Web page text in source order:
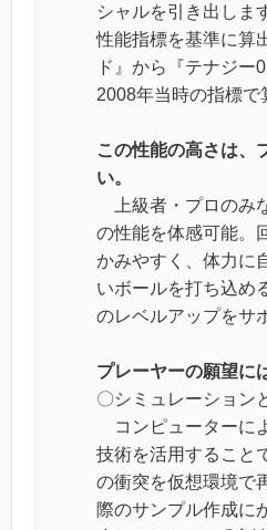
シャルを引き出しま
性能指標を基準に算
ド』から『テナジー
2008年当時の指標で
この性能の高さは、
い。
上級者・プロのみ
の性能を体感可能。
かみやすく、体力に
いボールを打ち込め
のレベルアップをサ
プレーヤーの願望に
〇シミュレーション
コンピューターに
技術を活用すること
の衝突を仮想環境で
際のサンプル作成に